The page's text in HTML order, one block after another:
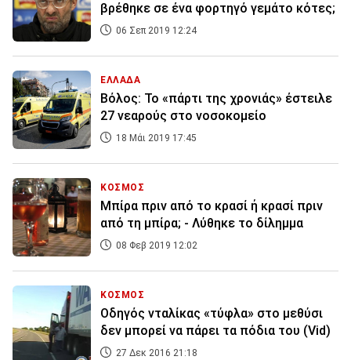
βρέθηκε σε ένα φορτηγό γεμάτο κότες;
06 Σεπ 2019 12:24
ΕΛΛΑΔΑ
Βόλος: Το «πάρτι της χρονιάς» έστειλε
27 νεαρούς στο νοσοκομείο
18 Μάι 2019 17:45
ΚΟΣΜΟΣ
Μπίρα πριν από το κρασί ή κρασί πριν
από τη μπίρα; - Λύθηκε το δίλημμα
08 Φεβ 2019 12:02
ΚΟΣΜΟΣ
Οδηγός νταλίκας «τύφλα» στο μεθύσι
δεν μπορεί να πάρει τα πόδια του (Vid)
27 Δεκ 2016 21:18